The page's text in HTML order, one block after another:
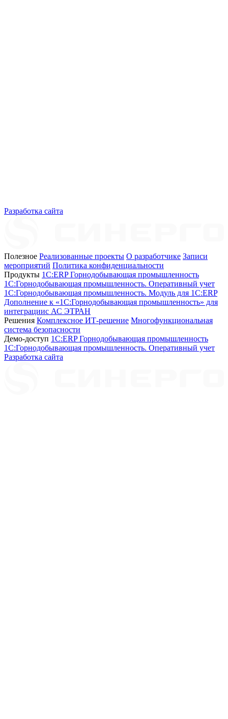
Разработка сайта
Полезное Реализованные проекты О разработчике Записи
мероприятий Политика конфиденциальности
Продукты 1C:ERP Горнодобывающая промышленность
1C:Горнодобывающая промышленность. Оперативный учет
1C:Горнодобывающая промышленность. Модуль для 1С:ERP
Дополнение к «1С:Горнодобывающая промышленность» для
интеграциис АС ЭТРАН
Решения Комплексное ИТ-решение Многофункциональная
система безопасности
Демо-доступ 1С:ERP Горнодобывающая промышленность
1С:Горнодобывающая промышленность. Оперативный учет
Разработка сайта